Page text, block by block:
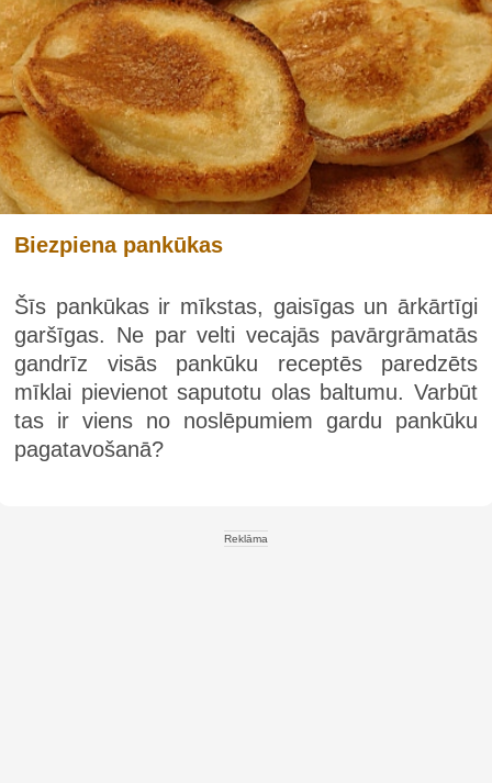
Biezpiena pankūkas
Šīs pankūkas ir mīkstas, gaisīgas un ārkārtīgi
garšīgas. Ne par velti vecajās pavārgrāmatās
gandrīz visās pankūku receptēs paredzēts
mīklai pievienot saputotu olas baltumu. Varbūt
tas ir viens no noslēpumiem gardu pankūku
pagatavošanā?
Reklāma